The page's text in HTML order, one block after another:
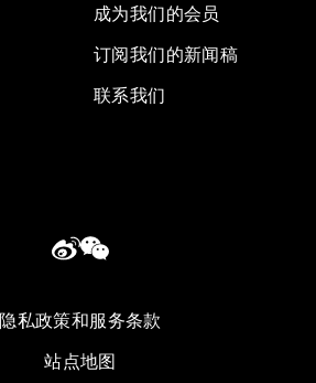
成为我们的会员
订阅我们的新闻稿
联系我们
隐私政策和服务条款
站点地图